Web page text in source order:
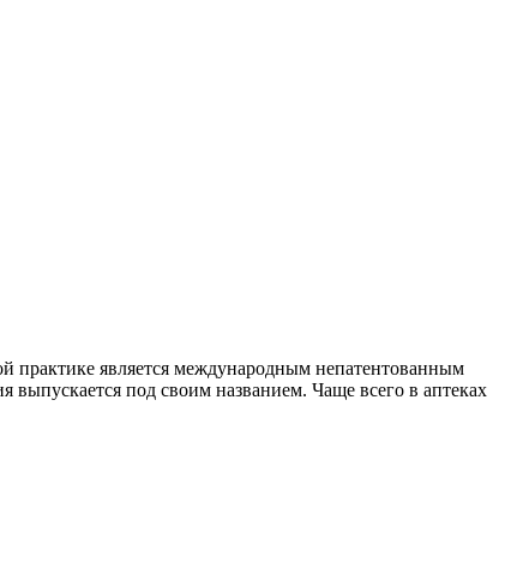
практике является международным непатентованным
под своим названием. Чаще всего в аптеках